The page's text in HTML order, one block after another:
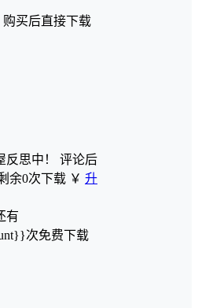
买后直接下载
反思中！ 评论后
余0次下载 ￥ 升
有
次免费下载